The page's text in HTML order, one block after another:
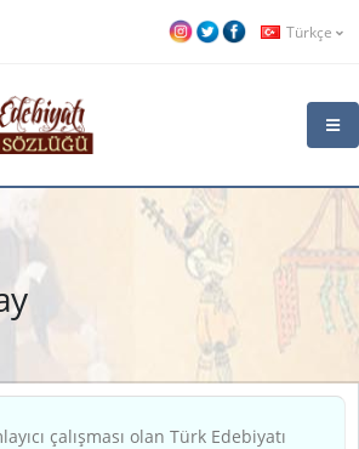
Türkçe
çalışması olan Türk Edebiyatı